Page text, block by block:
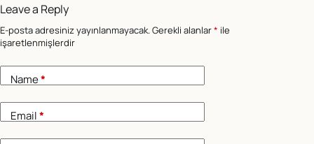
Leave a Reply
E-posta adresiniz yayınlanmayacak.Gerekli alanlar* ile
işaretlenmişlerdir
Name*
Email*